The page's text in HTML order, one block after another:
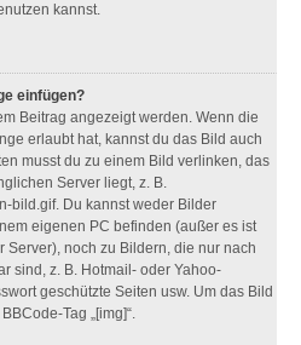
kannst.
einfügen?
Beitrag angezeigt werden. Wenn die
erlaubt hat, kannst du das Bild auch
musst du zu einem Bild verlinken, das
Server liegt, z. B.
bild.gif. Du kannst weder Bilder
eigenen PC befinden (außer es ist
Server), noch zu Bildern, die nur nach
sind, z. B. Hotmail- oder Yahoo-
geschützte Seiten usw. Um das Bild
Tag „[img]“.